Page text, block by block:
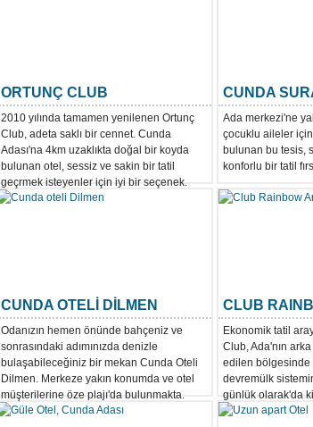
ORTUNÇ CLUB
2010 yılında tamamen yenilenen Ortunç
Club, adeta saklı bir cennet. Cunda
Adası'na 4km uzaklıkta doğal bir koyda
bulunan otel, sessiz ve sakin bir tatil
geçrmek isteyenler için iyi bir seçenek.
CUNDA
Ada merkezi'ne
çocuklu aileler
bulunan bu tesis,
konforlu bir tatil
CUNDA OTELİ DİLMEN
Odanızın hemen önünde bahçeniz ve
sonrasındaki adımınızda denizle
bulaşabileceğiniz bir mekan Cunda Oteli
Dilmen. Merkeze yakın konumda ve otel
müşterilerine öze plajı'da bulunmakta.
CLUB
Ekonomik tatil
Club, Ada'nın
edilen bölgesinde
devremülk
günlük olarak'da